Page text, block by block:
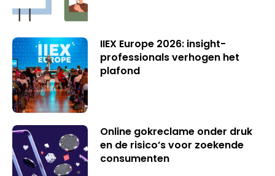
IIEX Europe 2026: insight-
professionals verhogen het
plafond
Online gokreclame onder druk
en de risico’s voor zoekende
consumenten